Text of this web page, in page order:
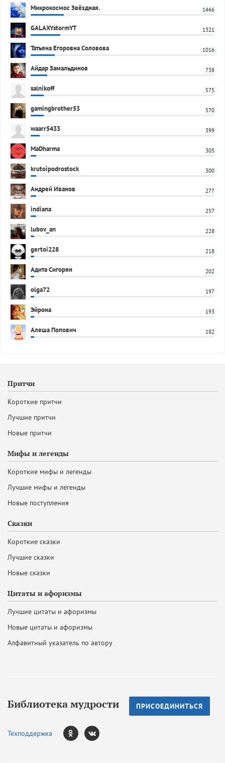
Микрокосмос Звёздная. 1466
GALAXYstormYT 1321
Татьяна Егоровна Соловова 1016
Айдар Замальдинов 738
salnikoff 575
gamingbrother53 570
waarr5433 399
MaDharma 305
krutoipodrostock 300
Андрей Иванов 277
indiana 257
lubov_an 228
gertoi228 218
Адита Сигорян 202
olga72 197
Эйрона 193
Алеша Попович 182
Притчи
Короткие притчи
Лучшие притчи
Новые притчи
Мифы и легенды
Короткие мифы и легенды
Лучшие мифы и легенды
Новые поступления
Сказки
Короткие сказки
Лучшие сказки
Новые сказки
Цитаты и афоризмы
Лучшие цитаты и афоризмы
Новые цитаты и афоризмы
Алфавитный указатель по автору
Библиотека мудрости ПРИСОЕДИНИТЬСЯ
Техподдержка